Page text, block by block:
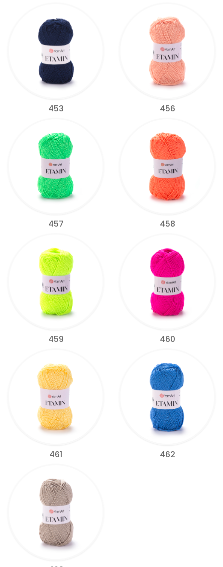
453 456
457 458
459 460
461 462